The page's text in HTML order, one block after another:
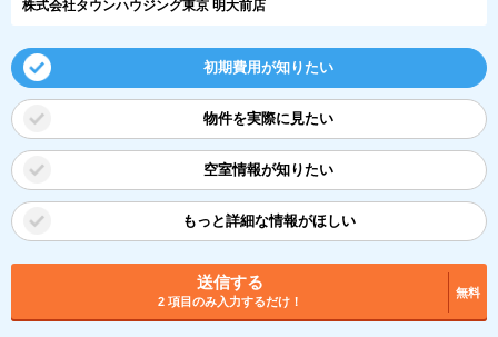
株式会社タウンハウジング東京 明大前店
初期費用が知りたい
物件を実際に見たい
空室情報が知りたい
もっと詳細な情報がほしい
送信する
2 項目のみ入力するだけ！
無料